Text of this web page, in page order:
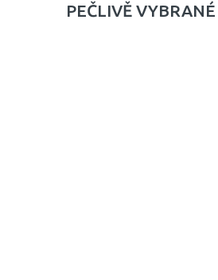
21=12 (64
PEČLIVĚ